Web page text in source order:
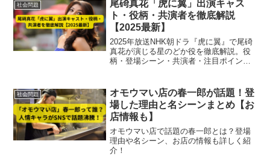
この記事では、太田晃詳裁判長の「判決
スタイル特徴４選」と「思想や信念」を
お伝えします。
社会問題
尾碕真花「虎に翼」出演キャス
ト・役柄・共演者を徹底解説
【2025最新】
2025年放送NHK朝ドラ『虎に翼』で尾碕
真花が演じる星のどか役を徹底解説。役
柄・登場シーン・共演者・注目ポイント
社会問題
オモウマい店の春一郎が話題！登
場した理由と名シーンまとめ【お
店情報も】
オモウマい店で話題の春一郎とは？登場
理由や名シーン、お店の情報も詳しく紹
介！